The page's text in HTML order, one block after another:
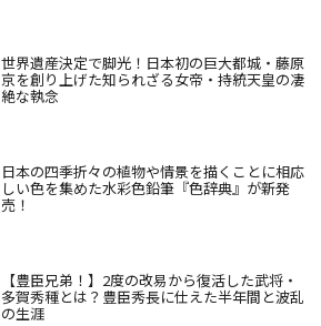
世界遺産決定で脚光！日本初の巨大都城・藤原
京を創り上げた知られざる女帝・持統天皇の凄
絶な執念
日本の四季折々の植物や情景を描くことに相応
しい色を集めた水彩色鉛筆『色辞典』が新発
売！
【豊臣兄弟！】2度の改易から復活した武将・
多賀秀種とは？豊臣秀長に仕えた半年間と波乱
の生涯